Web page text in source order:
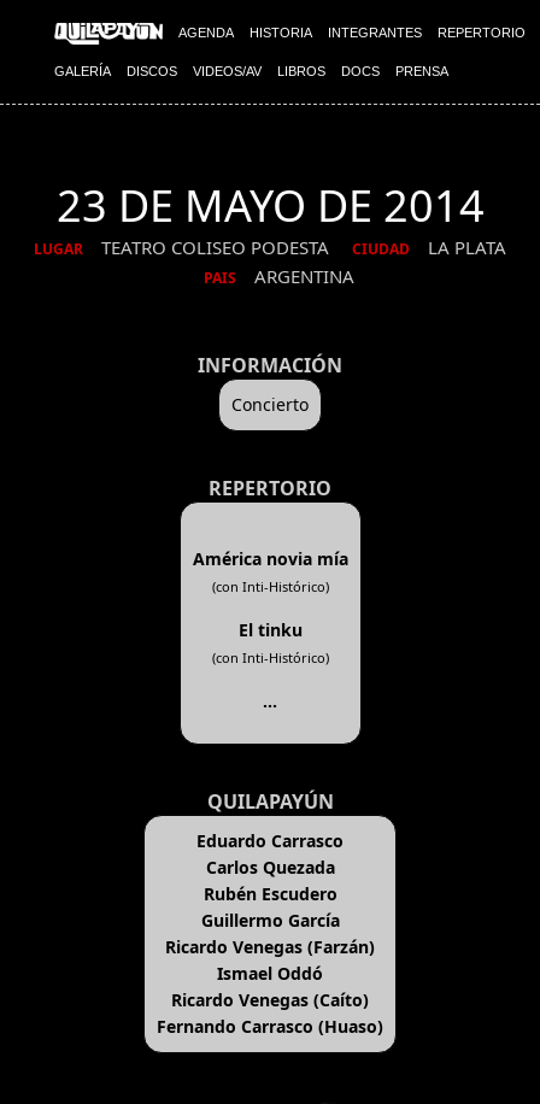
AGENDA HISTORIA INTEGRANTES REPERTORIO
GALERÍA DISCOS VIDEOS/AV LIBROS DOCS PRENSA
23 DE MAYO DE 2014
LUGAR TEATRO COLISEO PODESTA CIUDAD LA PLATA
PAIS ARGENTINA
INFORMACIÓN
Concierto
REPERTORIO
América novia mía
(con Inti-Histórico)
El tinku
(con Inti-Histórico)
...
QUILAPAYÚN
Eduardo Carrasco
Carlos Quezada
Rubén Escudero
Guillermo García
Ricardo Venegas (Farzán)
Ismael Oddó
Ricardo Venegas (Caíto)
Fernando Carrasco (Huaso)